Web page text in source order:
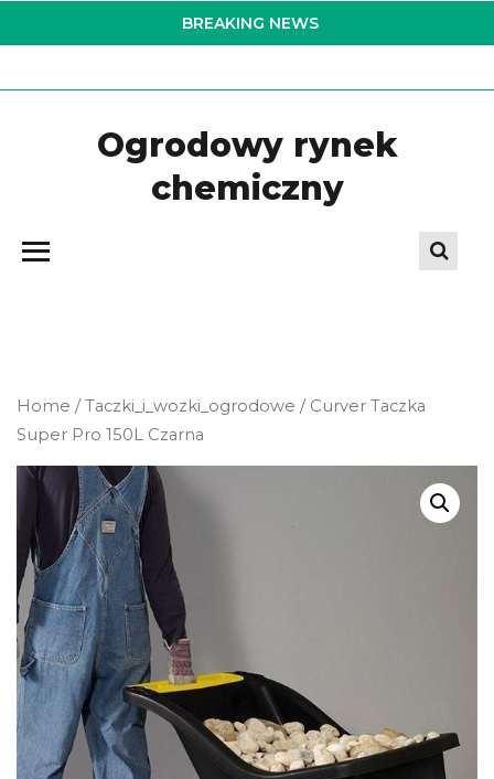
to
BREAKING NEWS
Ogrodowy rynek
chemiczny
Home /Taczki_i_wozki_ogrodowe / Curver Taczka
Super Pro 150L Czarna